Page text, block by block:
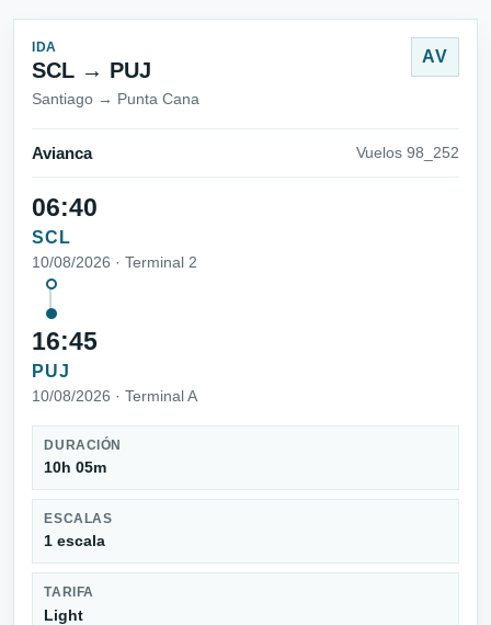
IDA
SCL → PUJ
Santiago → Punta Cana
AV
Avianca Vuelos 98_252
06:40
SCL
10/08/2026 · Terminal 2
16:45
PUJ
10/08/2026 · Terminal A
DURACIÓN
10h 05m
ESCALAS
1 escala
TARIFA
Light